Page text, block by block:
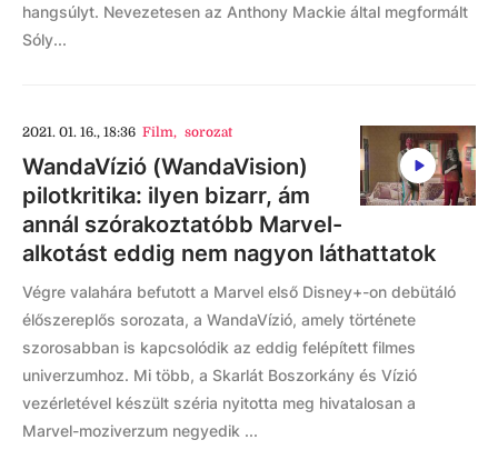
hangsúlyt. Nevezetesen az Anthony Mackie által megformált
Sóly...
2021. 01. 16., 18:36 Film, sorozat
WandaVízió (WandaVision)
pilotkritika: ilyen bizarr, ám
annál szórakoztatóbb Marvel-
alkotást eddig nem nagyon láthattatok
Végre valahára befutott a Marvel első Disney+-on debütáló
élőszereplős sorozata, a WandaVízió, amely története
szorosabban is kapcsolódik az eddig felépített filmes
univerzumhoz. Mi több, a Skarlát Boszorkány és Vízió
vezérletével készült széria nyitotta meg hivatalosan a
Marvel-moziverzum negyedik ...